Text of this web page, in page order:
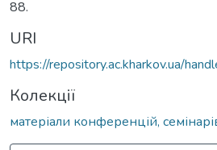
88.
URI
https://repository.ac.kharkov.ua/
Колекції
матеріали конференцій,